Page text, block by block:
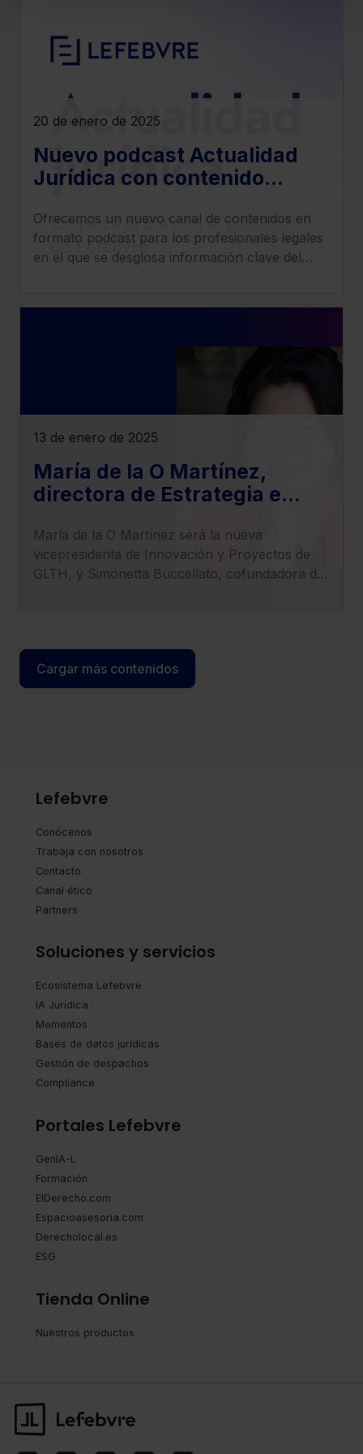
También puedesconfigurar
seleccionar solo aquellas que quieras permitir en tu
Saber más acerca de las cookies
20 de enero de 2025
Nuevo podcast Actualidad
Jurídica con contenido
fiscal, social, civil, penal y
mercantil
Ofrecemos un nuevo canal de contenidos en
formato podcast para los profesionales legales
en el que se desglosa información clave del
13 de enero de 2025
María de la O Martínez,
directora de Estrategia e
nueva vicepresidenta de
Innovación y Proyectos de
GLTH
María de la O Martínez será la nueva
vicepresidenta de Innovación y Proyectos de
GLTH, y Simonetta Buccellato, cofundadora de
Cargar más contenidos
Lefebvre
Conócenos
Trabaja con nosotros
Contacto
Canal ético
Partners
Soluciones y servicios
Ecosistema Lefebvre
IA Jurídica
Mementos
Bases de datos jurídicas
Gestión de despachos
Compliance
Portales Lefebvre
GenIA-L
Formación
ElDerecho.com
Espacioasesoria.com
Derecholocal.es
ESG
Tienda Online
Nuestros productos